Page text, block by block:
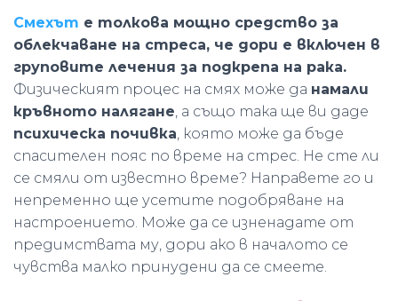
Смехът е толкова мощно средство за
облекчаване на стреса, че дори е включен в
груповите лечения за подкрепа на рака.
Физическият процес на смях може да намали
кръвното налягане, а също така ще ви даде
психическа почивка, която може да бъде
спасителен пояс по време на стрес. Не сте ли
се смяли от известно време? Направете го и
непременно ще усетите подобряване на
настроението. Може да се изненадате от
предимствата му, дори ако в началото се
чувства малко принудени да се смеете.